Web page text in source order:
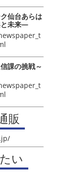
仙台あらは
と未来―
課の挑戦～
販
い